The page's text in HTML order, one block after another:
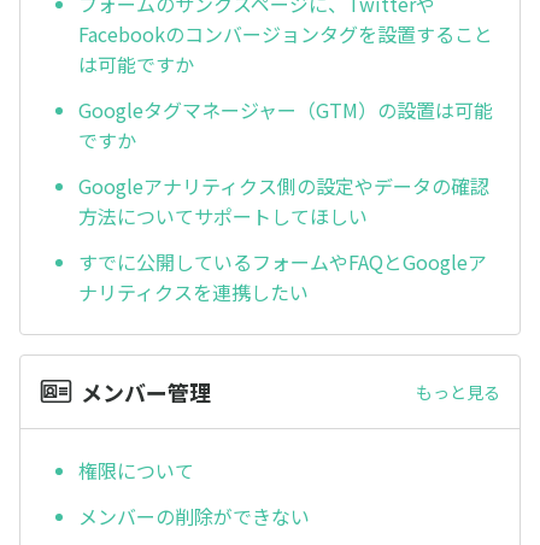
Facebookのコンバージョンタグを設置すること
は可能ですか
Googleタグマネージャー（GTM）の設置は可能
ですか
Googleアナリティクス側の設定やデータの確認
方法についてサポートしてほしい
すでに公開しているフォームやFAQとGoogleア
ナリティクスを連携したい
メンバー管理 もっと見る
権限について
メンバーの削除ができない